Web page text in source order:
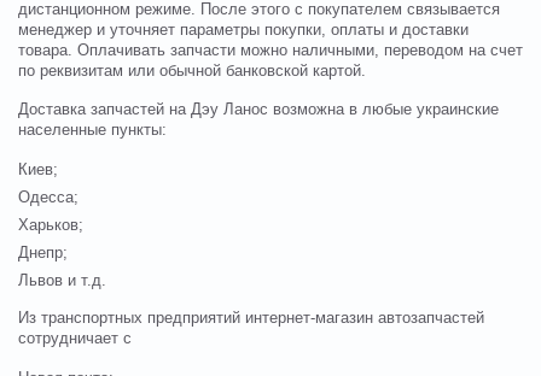
дистанционном режиме. После этого с покупателем связывается
менеджер и уточняет параметры покупки, оплаты и доставки
товара. Оплачивать запчасти можно наличными, переводом на счет
по реквизитам или обычной банковской картой.
Доставка запчастей на Дэу Ланос возможна в любые украинские
населенные пункты:
Киев;
Одесса;
Харьков;
Днепр;
Львов и т.д.
Из транспортных предприятий интернет-магазин автозапчастей
сотрудничает с